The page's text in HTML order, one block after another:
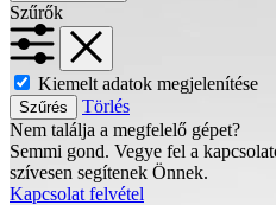
Szűrők
Kiemelt adatok megjelenítése
Szűrés
Törlés
Nem találja a megfelelő gépet?
Semmi gond. Vegye fel a
szívesen segítenek Önnek.
Kapcsolat felvétel